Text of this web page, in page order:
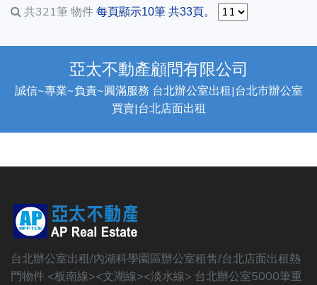
共321筆 物件 每頁顯示10筆 共33頁。
亞太不動產顧問有限公司
誠信~專業~負責~圓滿服務 台北辦公室出租|台北市辦公室
買賣|台北店面出租
台北辦公室出租/內湖科學園區辦公室租售/台北店面出租熱
門物件 <板南線><文湖線><淡水線> 台北辦公室5000筆重